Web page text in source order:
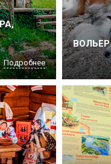
Подробнее